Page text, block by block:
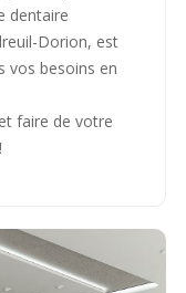
dentaire
Dorion, est
vos besoins en
faire de votre